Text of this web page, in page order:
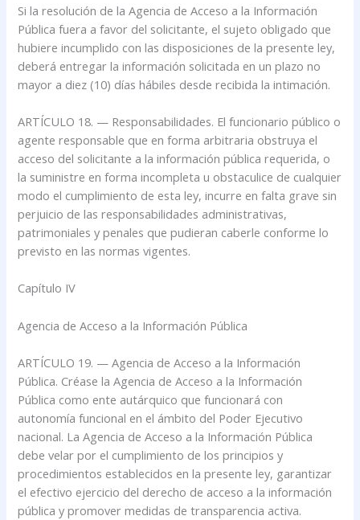
Si la resolución de la Agencia de Acceso a la Información
Pública fuera a favor del solicitante, el sujeto obligado que
hubiere incumplido con las disposiciones de la presente ley,
deberá entregar la información solicitada en un plazo no
mayor a diez (10) días hábiles desde recibida la intimación.
ARTÍCULO 18. — Responsabilidades. El funcionario público o
agente responsable que en forma arbitraria obstruya el
acceso del solicitante a la información pública requerida, o
la suministre en forma incompleta u obstaculice de cualquier
modo el cumplimiento de esta ley, incurre en falta grave sin
perjuicio de las responsabilidades administrativas,
patrimoniales y penales que pudieran caberle conforme lo
previsto en las normas vigentes.
Capítulo IV
Agencia de Acceso a la Información Pública
ARTÍCULO 19. — Agencia de Acceso a la Información
Pública. Créase la Agencia de Acceso a la Información
Pública como ente autárquico que funcionará con
autonomía funcional en el ámbito del Poder Ejecutivo
nacional. La Agencia de Acceso a la Información Pública
debe velar por el cumplimiento de los principios y
procedimientos establecidos en la presente ley, garantizar
el efectivo ejercicio del derecho de acceso a la información
pública y promover medidas de transparencia activa.